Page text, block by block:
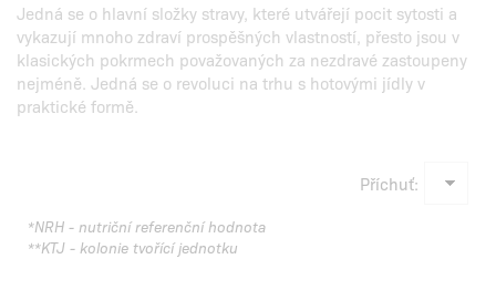
Jedná se o hlavní složky stravy, které utvářejí pocit sytosti a
vykazují mnoho zdraví prospěšných vlastností, přesto jsou v
klasických pokrmech považovaných za nezdravé zastoupeny
nejméně. Jedná se o revoluci na trhu s hotovými jídly v
praktické formě.
Příchuť:
*NRH - nutriční referenční hodnota
**KTJ - kolonie tvořící jednotku